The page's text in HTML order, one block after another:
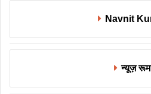
Navnit
न्यूज़ रूम